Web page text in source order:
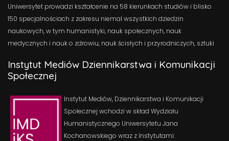
Uniwersytet prowadzi kształcenie na 58 kierunkach studiów i blisko
150 specjalnościach z zakresu niemal wszystkich dziedzin
naukowych, w tym humanistyki, nauk społecznych, nauk
medycznych i nauk o zdrowiu, nauk ścisłych i przyrodniczych, sztuki
Instytut Mediów Dziennikarstwa i Komunikacji
Społecznej
Instytut Mediów, Dziennikarstwa i Komunikacji
Społecznej wchodzi w skład Wydziału
Humanistycznego Uniwersytetu Jana
Kochanowskiego wraz z Instytutami: